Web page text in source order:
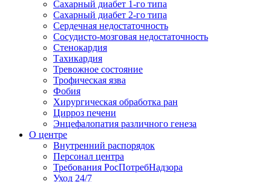
Сахарный диабет 1-го типа
Сахарный диабет 2-го типа
Сердечная недостаточность
Сосудисто-мозговая недостаточность
Стенокардия
Тахикардия
Тревожное состояние
Трофическая язва
Фобия
Хирургическая обработка ран
Цирроз печени
Энцефалопатия различного генеза
О центре
Внутренний распорядок
Персонал центра
Требования РосПотребНадзора
Уход 24/7